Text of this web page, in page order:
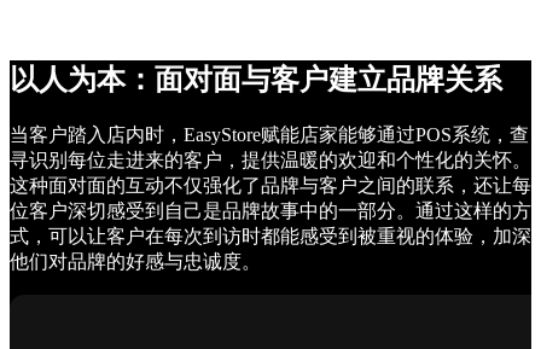
以人为本：面对面与客户建立品牌关系
当客户踏入店内时，EasyStore赋能店家能够通过POS系统，查
寻识别每位走进来的客户，提供温暖的欢迎和个性化的关怀。
这种面对面的互动不仅强化了品牌与客户之间的联系，还让每
位客户深切感受到自己是品牌故事中的一部分。通过这样的方
式，可以让客户在每次到访时都能感受到被重视的体验，加深
他们对品牌的好感与忠诚度。